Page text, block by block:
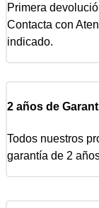
Primera
Contacta con
indicado.
2 años de
Todos nuestros
garantía de 2